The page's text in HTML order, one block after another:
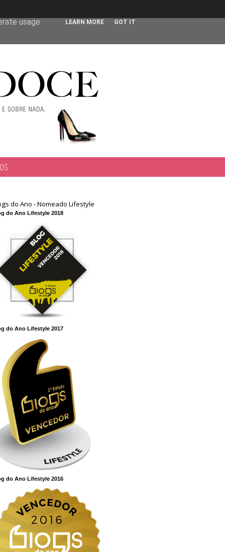
do Ano - Nomeado Lifestyle
do Ano Lifestyle 2018
do Ano Lifestyle 2017
do Ano Lifestyle 2016
usage
LEARN MORE GOT IT